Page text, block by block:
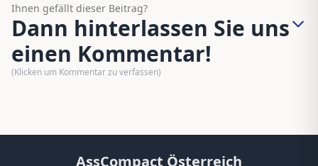
Ihnen gefällt dieser Beitrag?
Dann hinterlassen Sie uns
einen Kommentar!
(Klicken um Kommentar zu verfassen)
AssCompact Österreich